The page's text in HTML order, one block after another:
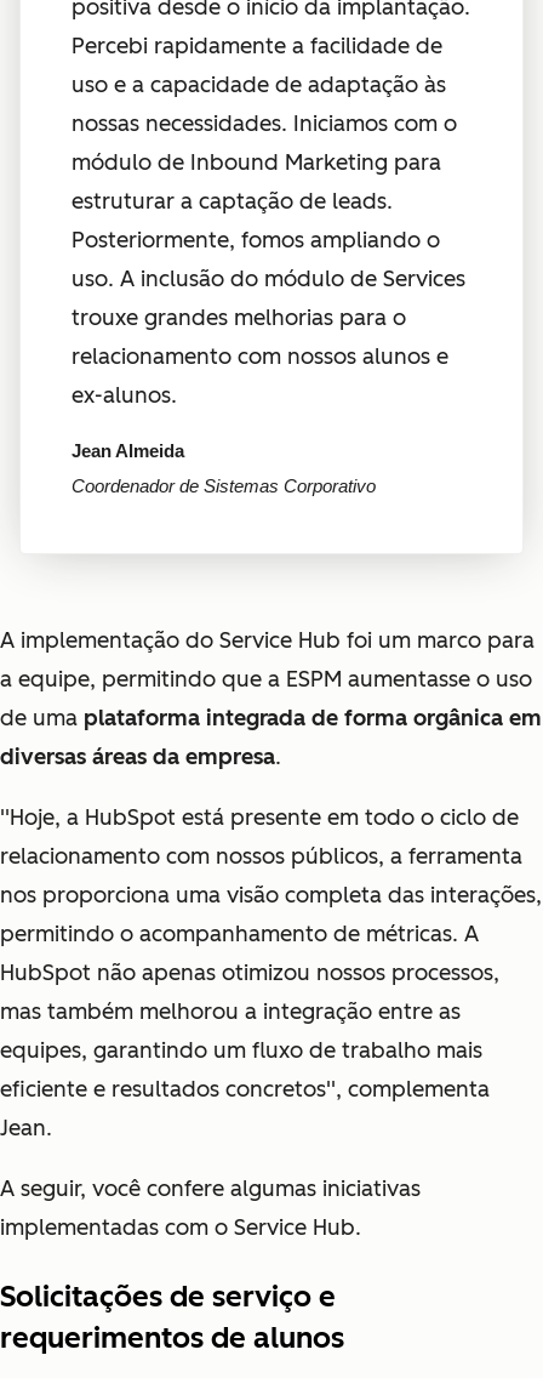
positiva desde o início da implantação.
Percebi rapidamente a facilidade de
uso e a capacidade de adaptação às
nossas necessidades. Iniciamos com o
módulo de Inbound Marketing para
estruturar a captação de leads.
Posteriormente, fomos ampliando o
uso. A inclusão do módulo de Services
trouxe grandes melhorias para o
relacionamento com nossos alunos e
ex-alunos.
Jean Almeida
Coordenador de Sistemas Corporativo
A implementação do Service Hub foi um marco para
a equipe, permitindo que a ESPM aumentasse o uso
de uma plataforma integrada de forma orgânica em
diversas áreas da empresa.
''Hoje, a HubSpot está presente em todo o ciclo de
relacionamento com nossos públicos, a ferramenta
nos proporciona uma visão completa das interações,
permitindo o acompanhamento de métricas. A
HubSpot não apenas otimizou nossos processos,
mas também melhorou a integração entre as
equipes, garantindo um fluxo de trabalho mais
eficiente e resultados concretos'', complementa
Jean.
A seguir, você confere algumas iniciativas
implementadas com o Service Hub.
Solicitações de serviço e
requerimentos de alunos